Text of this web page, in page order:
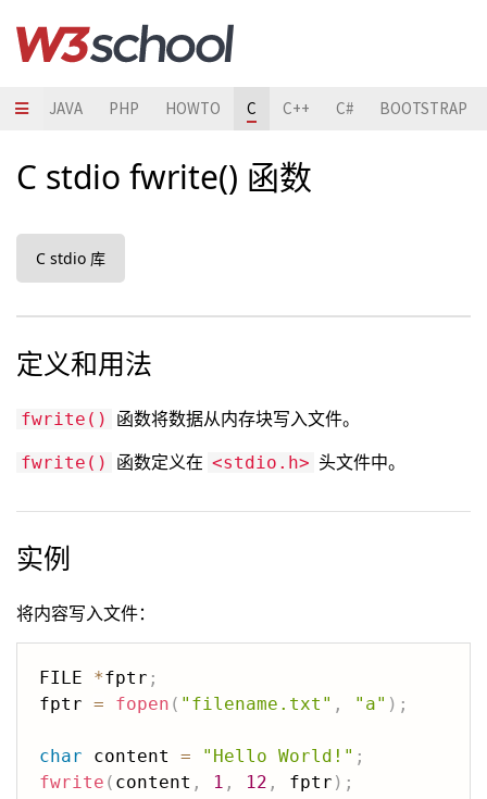
JAVA PHP HOWTO C C++ C# BOOTSTRAP
C stdio fwrite() 函数
C stdio 库
定义和用法
fwrite() 函数将数据从内存块写入文件。
fwrite() 函数定义在 <stdio.h> 头文件中。
实例
将内容写入文件：
FILE *fptr ;
fptr = fopen ( "filename.txt" , "a" ) ;
char content = "Hello World!" ;
fwrite ( content , 1 , 12 , fptr ) ;